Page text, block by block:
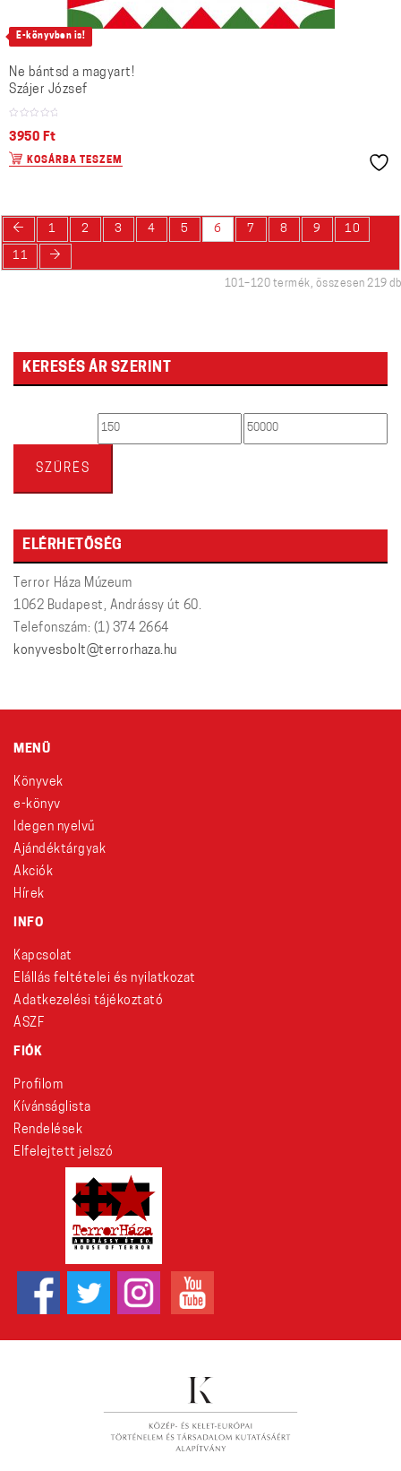
E-könyvben is!
Ne bántsd a magyart!
Szájer József
3950 Ft
KOSÁRBA TESZEM
← 1 2 3 4 5 6 7 8 9 10
11 →
101–120 termék, összesen 219 db
KERESÉS ÁR SZERINT
Min Max
SZŰRÉS
ELÉRHETŐSÉG
Terror Háza Múzeum
1062 Budapest, Andrássy út 60.
Telefonszám: (1) 374 2664
konyvesbolt@terrorhaza.hu
MENÜ
Könyvek
e-könyv
Idegen nyelvű
Ajándéktárgyak
Akciók
Hírek
INFO
Kapcsolat
Elállás feltételei és nyilatkozat
Adatkezelési tájékoztató
ÁSZF
FIÓK
Profilom
Kívánságlista
Rendelések
Elfelejtett jelszó